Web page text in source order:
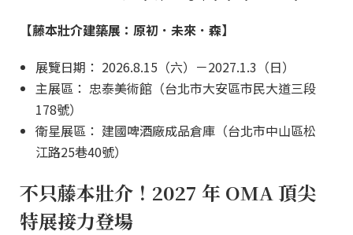
【藤本壯介建築展：原初．未來．森】
展覽日期： 2026.8.15（六）－2027.1.3（日）
主展區： 忠泰美術館（台北市大安區市民大道三段
178號）
衛星展區： 建國啤酒廠成品倉庫（台北市中山區松
江路25巷40號）
不只藤本壯介！2027 年 OMA 頂尖
特展接力登場